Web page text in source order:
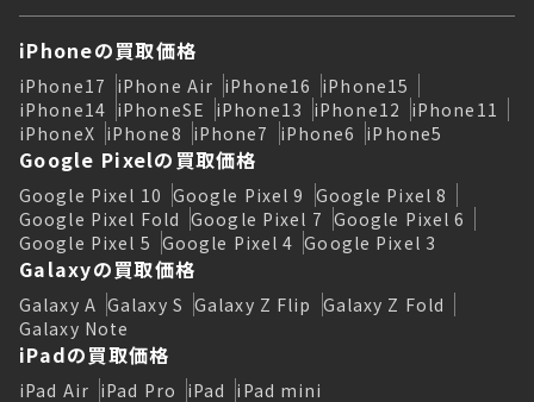
iPhoneの買取価格
iPhone17 iPhone Air iPhone16 iPhone15
iPhone14 iPhoneSE iPhone13 iPhone12 iPhone11
iPhoneX iPhone8 iPhone7 iPhone6 iPhone5
Google Pixelの買取価格
Google Pixel 10 Google Pixel 9 Google Pixel 8
Google Pixel Fold Google Pixel 7 Google Pixel 6
Google Pixel 5 Google Pixel 4 Google Pixel 3
Galaxyの買取価格
Galaxy A Galaxy S Galaxy Z Flip Galaxy Z Fold
Galaxy Note
iPadの買取価格
iPad Air iPad Pro iPad iPad mini